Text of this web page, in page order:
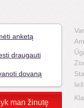
anketą
draugauti
dovaną
man žinutę